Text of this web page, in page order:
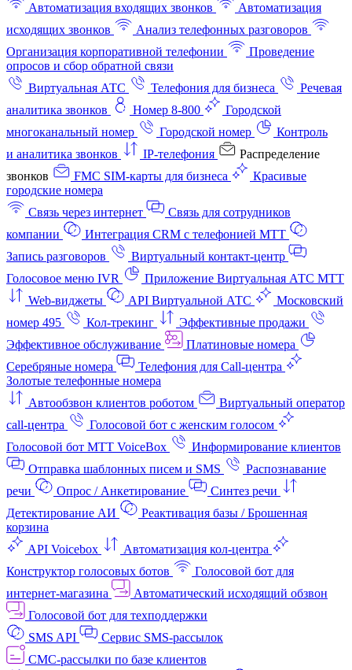
Автоматизация входящих звонков
Автоматизация
исходящих звонков
Анализ телефонных разговоров
Организация корпоративной телефонии
Проведение
опросов и сбор обратной связи
Виртуальная АТС
Телефония для бизнеса
Речевая
аналитика звонков
Номер 8-800
Городской
многоканальный номер
Городской номер
Контроль
и аналитика звонков
IP-телефония
Распределение
звонков
FMC SIM-карты для бизнеса
Красивые
городские номера
Связь через интернет
Связь для сотрудников
компании
Интеграция CRM с телефонией МТТ
Запись разговоров
Виртуальный контакт‑центр
Голосовое меню IVR
Приложение Виртуальная АТС МТТ
Web-виджеты
API Виртуальной АТС
Московский
номер 495
Кол-трекинг
Эффективные продажи
Эффективное обслуживание
Платиновые номера
Серебряные номера
Телефония для Call-центра
Золотые телефонные номера
Автообзвон клиентов роботом
Виртуальный оператор
call-центра
Голосовой бот с женским голосом
Голосовой бот МТТ VoiceBox
Информирование клиентов
Отправка шаблонных писем и SMS
Распознавание
речи
Опрос / Анкетирование
Синтез речи
Детектирование АИ
Реактивация базы / Брошенная
корзина
API Voicebox
Автоматизация кол‑центра
Конструктор голосовых ботов
Голосовой бот для
интернет‑магазина
Автоматический исходящий обзвон
Голосовой бот для техподдержки
SMS API
Сервис SMS-рассылок
СМС-рассылки по базе клиентов